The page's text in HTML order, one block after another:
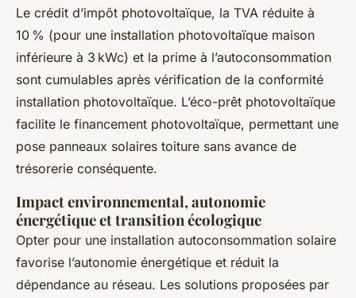
Le crédit d’impôt photovoltaïque, la TVA réduite à
10 % (pour une installation photovoltaïque maison
inférieure à 3 kWc) et la prime à l’autoconsommation
sont cumulables après vérification de la conformité
installation photovoltaïque. L’éco-prêt photovoltaïque
facilite le financement photovoltaïque, permettant une
pose panneaux solaires toiture sans avance de
trésorerie conséquente.
Impact environnemental, autonomie
énergétique et transition écologique
Opter pour une installation autoconsommation solaire
favorise l’autonomie énergétique et réduit la
dépendance au réseau. Les solutions proposées par